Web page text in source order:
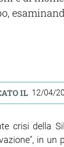
IL 12/04/
crisi della
in un